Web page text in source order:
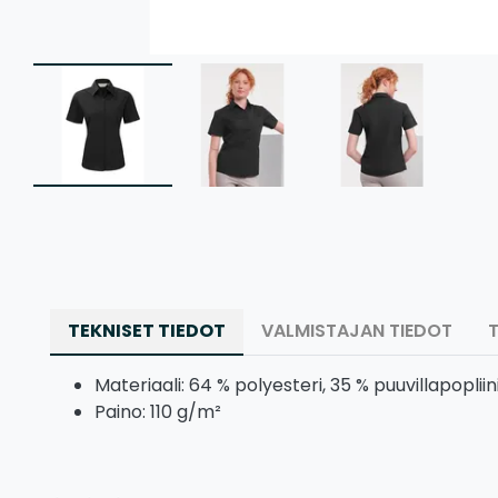
TEKNISET TIEDOT VALMISTAJAN TIEDOT
Materiaali: 64 % polyesteri, 35 %
Paino: 110 g/m²